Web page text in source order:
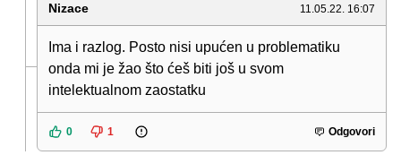
Nizace 11.05.22. 16:07
Ima i razlog. Posto nisi upućen u problematiku
onda mi je žao što ćeš biti još u svom
intelektualnom zaostatku
0 1 Odgovori